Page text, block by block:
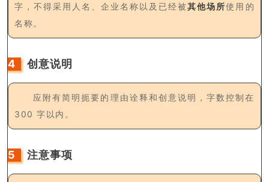
字，不得采用人名、企业名称以及已经被其他场所使用的
名称。
4 创意说明
应附有简明扼要的理由诠释和创意说明，字数控制在
300 字以内。
5 注意事项